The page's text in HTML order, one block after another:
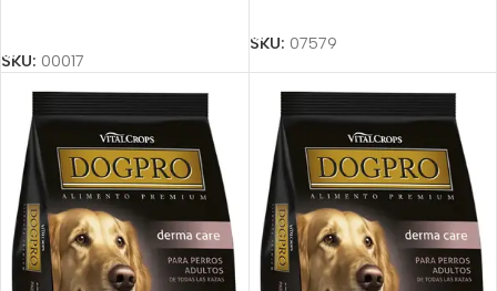
SKU: 00017
SKU: 07579